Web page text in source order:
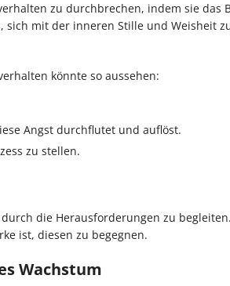
zu durchbrechen, indem sie das
mit der inneren Stille und Weisheit
könnte so aussehen:
Angst durchflutet und auflöst.
zu stellen.
die Herausforderungen zu
ist, diesen zu begegnen.
Wachstum